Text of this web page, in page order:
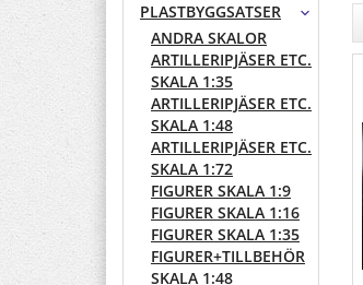
PLASTBYGGSATSER
ANDRA SKALOR
ARTILLERIPJÄSER ETC.
SKALA 1:35
ARTILLERIPJÄSER ETC.
SKALA 1:48
ARTILLERIPJÄSER ETC.
SKALA 1:72
FIGURER SKALA 1:9
FIGURER SKALA 1:16
FIGURER SKALA 1:35
FIGURER+TILLBEHÖR
SKALA 1:48